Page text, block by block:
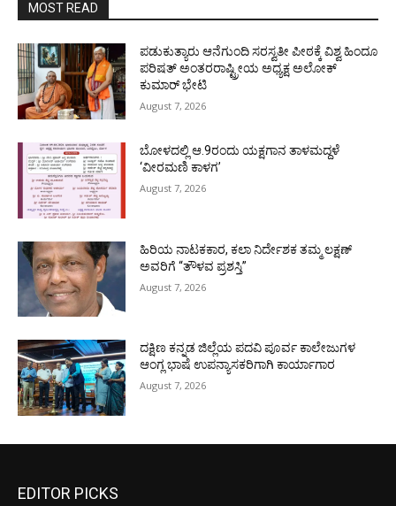
MOST READ
ಪಡುಕುತ್ಯಾರು ಆನೆಗುಂದಿ ಸರಸ್ವತೀ ಪೀಠಕ್ಕೆ ವಿಶ್ವ ಹಿಂದೂ
ಪರಿಷತ್ ಅಂತರರಾಷ್ಟ್ರೀಯ ಅಧ್ಯಕ್ಷ ಅಲೋಕ್
ಕುಮಾರ್ ಭೇಟಿ
August 7, 2026
ಬೋಳದಲ್ಲಿ ಆ.9ರಂದು ಯಕ್ಷಗಾನ ತಾಳಮದ್ದಳೆ
‘ವೀರಮಣಿ ಕಾಳಗ’
August 7, 2026
ಹಿರಿಯ ನಾಟಕಕಾರ, ಕಲಾ ನಿರ್ದೇಶಕ ತಮ್ಮ ಲಕ್ಷಣ್
ಅವರಿಗೆ “ತೌಳವ ಪ್ರಶಸ್ತಿ”
August 7, 2026
ದಕ್ಷಿಣ ಕನ್ನಡ ಜಿಲ್ಲೆಯ ಪದವಿ ಪೂರ್ವ ಕಾಲೇಜುಗಳ
ಆಂಗ್ಲ ಭಾಷೆ ಉಪನ್ಯಾಸಕರಿಗಾಗಿ ಕಾರ್ಯಾಗಾರ
August 7, 2026
EDITOR PICKS